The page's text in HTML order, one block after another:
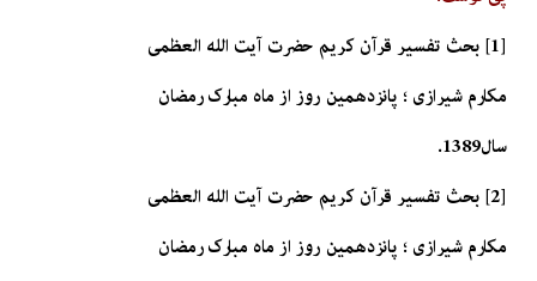
[1] بحث تفسیر قرآن کریم حضرت آیت الله العظمی
مکارم شیرازی ؛ پانزدهمین روز از ماه مبارک رمضان
سال1389.
[2] بحث تفسیر قرآن کریم حضرت آیت الله العظمی
مکارم شیرازی ؛ پانزدهمین روز از ماه مبارک رمضان